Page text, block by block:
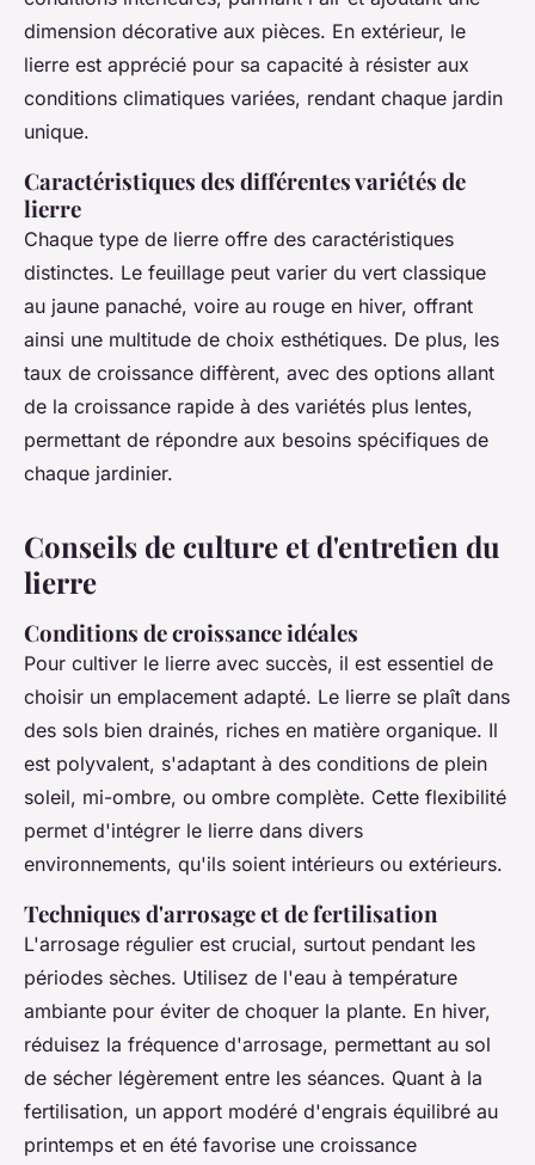
dimension décorative aux pièces. En extérieur, le
lierre est apprécié pour sa capacité à résister aux
conditions climatiques variées, rendant chaque jardin
unique.
Caractéristiques des différentes variétés de
lierre
Chaque type de lierre offre des caractéristiques
distinctes. Le feuillage peut varier du vert classique
au jaune panaché, voire au rouge en hiver, offrant
ainsi une multitude de choix esthétiques. De plus, les
taux de croissance diffèrent, avec des options allant
de la croissance rapide à des variétés plus lentes,
permettant de répondre aux besoins spécifiques de
chaque jardinier.
Conseils de culture et d'entretien du
lierre
Conditions de croissance idéales
Pour cultiver le lierre avec succès, il est essentiel de
choisir un emplacement adapté. Le lierre se plaît dans
des sols bien drainés, riches en matière organique. Il
est polyvalent, s'adaptant à des conditions de plein
soleil, mi-ombre, ou ombre complète. Cette flexibilité
permet d'intégrer le lierre dans divers
environnements, qu'ils soient intérieurs ou extérieurs.
Techniques d'arrosage et de fertilisation
L'arrosage régulier est crucial, surtout pendant les
périodes sèches. Utilisez de l'eau à température
ambiante pour éviter de choquer la plante. En hiver,
réduisez la fréquence d'arrosage, permettant au sol
de sécher légèrement entre les séances. Quant à la
fertilisation, un apport modéré d'engrais équilibré au
printemps et en été favorise une croissance